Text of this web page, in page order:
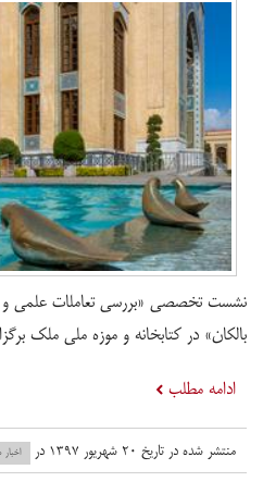
نشست تخصصی «بررسی تعاملات علمی و
بالکان» در کتابخانه و موزه ملی ملک
ادامه مطلب
منتشر شده در تاریخ ۲۰ شهریور ۱۳۹۷ در اخبار